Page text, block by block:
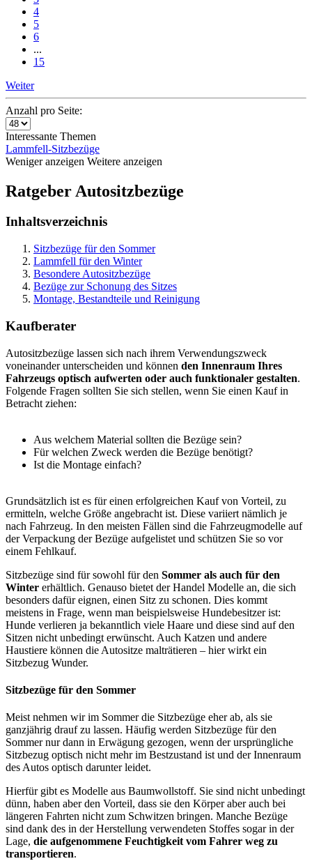
4
5
6
...
15
Weiter
Anzahl pro Seite:
Interessante Themen
Lammfell-Sitzbezüge
Weniger anzeigen Weitere anzeigen
Ratgeber Autositzbezüge
Inhaltsverzeichnis
Sitzbezüge für den Sommer
Lammfell für den Winter
Besondere Autositzbezüge
Bezüge zur Schonung des Sitzes
Montage, Bestandteile und Reinigung
Kaufberater
Autositzbezüge lassen sich nach ihrem Verwendungszweck
voneinander unterscheiden und können den Innenraum Ihres
Fahrzeugs optisch aufwerten oder auch funktionaler gestalten.
Folgende Fragen sollten Sie sich stellen, wenn Sie einen Kauf in
Betracht ziehen:
Aus welchem Material sollten die Bezüge sein?
Für welchen Zweck werden die Bezüge benötigt?
Ist die Montage einfach?
Grundsätzlich ist es für einen erfolgreichen Kauf von Vorteil, zu
ermitteln, welche Größe angebracht ist. Diese variiert nämlich je
nach Fahrzeug. In den meisten Fällen sind die Fahrzeugmodelle auf
der Verpackung der Bezüge aufgelistet und schützen Sie so vor
einem Fehlkauf.
Sitzbezüge sind für sowohl für den Sommer als auch für den
Winter erhältlich. Genauso bietet der Handel Modelle an, die sich
besonders dafür eignen, einen Sitz zu schonen. Dies kommt
meistens in Frage, wenn man beispielsweise Hundebesitzer ist:
Hunde verlieren ja bekanntlich viele Haare und diese sind auf den
Sitzen nicht unbedingt erwünscht. Auch Katzen und andere
Haustiere können die Autositze malträtieren – hier wirkt ein
Sitzbezug Wunder.
Sitzbezüge für den Sommer
Meist nehmen wir im Sommer die Sitzbezüge eher ab, als sie
ganzjährig drauf zu lassen. Häufig werden Sitzbezüge für den
Sommer nur dann in Erwägung gezogen, wenn der ursprüngliche
Sitzbezug optisch nicht mehr im Bestzustand ist und der Innenraum
des Autos optisch darunter leidet.
Hierfür gibt es Modelle aus Baumwollstoff. Sie sind nicht unbedingt
dünn, haben aber den Vorteil, dass sie den Körper aber auch bei
längeren Fahrten nicht zum Schwitzen bringen. Manche Bezüge
sind dank des in der Herstellung verwendeten Stoffes sogar in der
Lage, die aufgenommene Feuchtigkeit vom Fahrer weg zu
transportieren.